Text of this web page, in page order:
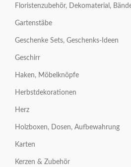
Floristenzubehör, Dekomaterial,
Gartenstäbe
Geschenke Sets, Geschenks-Ideen
Geschirr
Haken, Möbelknöpfe
Herbstdekorationen
Herz
Holzboxen, Dosen, Aufbewahrung
Karten
Kerzen & Zubehör